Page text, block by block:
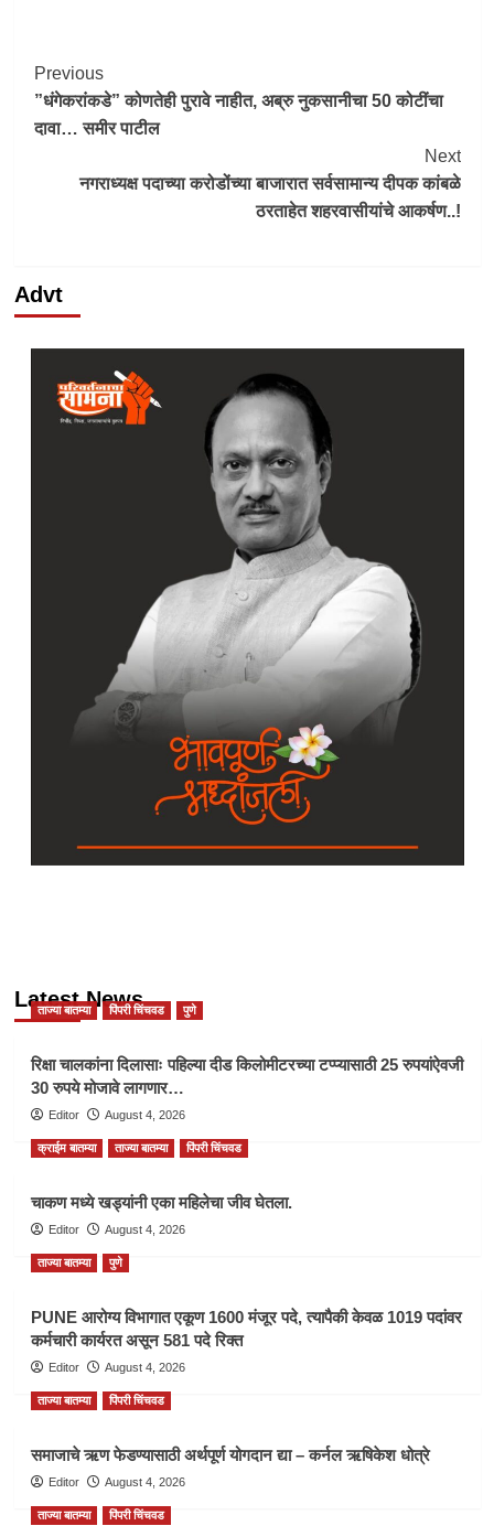
Post
Navigation
Previous
”धंगेकरांकडे” कोणतेही पुरावे नाहीत, अब्रु नुकसानीचा 50 कोटींचा
दावा… समीर पाटील
Next
नगराध्यक्ष पदाच्या करोडोंच्या बाजारात सर्वसामान्य दीपक कांबळे
ठरताहेत शहरवासीयांचे आकर्षण..!
Advt
Latest News
ताज्या बातम्या पिंपरी चिंचवड पुणे
रिक्षा चालकांना दिलासाः पहिल्या दीड किलोमीटरच्या टप्प्यासाठी 25 रुपयांऐवजी
30 रुपये मोजावे लागणार…
Editor August 4, 2026
क्राईम बातम्या ताज्या बातम्या पिंपरी चिंचवड
चाकण मध्ये खड्यांनी एका महिलेचा जीव घेतला.
Editor August 4, 2026
ताज्या बातम्या पुणे
PUNE आरोग्य विभागात एकूण 1600 मंजूर पदे, त्यापैकी केवळ 1019 पदांवर
कर्मचारी कार्यरत असून 581 पदे रिक्त
Editor August 4, 2026
ताज्या बातम्या पिंपरी चिंचवड
समाजाचे ऋण फेडण्यासाठी अर्थपूर्ण योगदान द्या – कर्नल ऋषिकेश धोत्रे
Editor August 4, 2026
ताज्या बातम्या पिंपरी चिंचवड